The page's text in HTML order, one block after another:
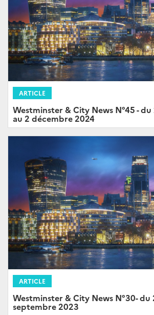
ARTICLE
Westminster & City News N°45 -
au 2 décembre 2024
ARTICLE
Westminster & City News N°30- du
septembre 2023